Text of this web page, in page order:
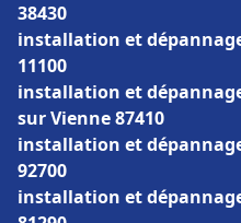
38430
installation et
11100
installation et
sur Vienne 87410
installation et
92700
installation et